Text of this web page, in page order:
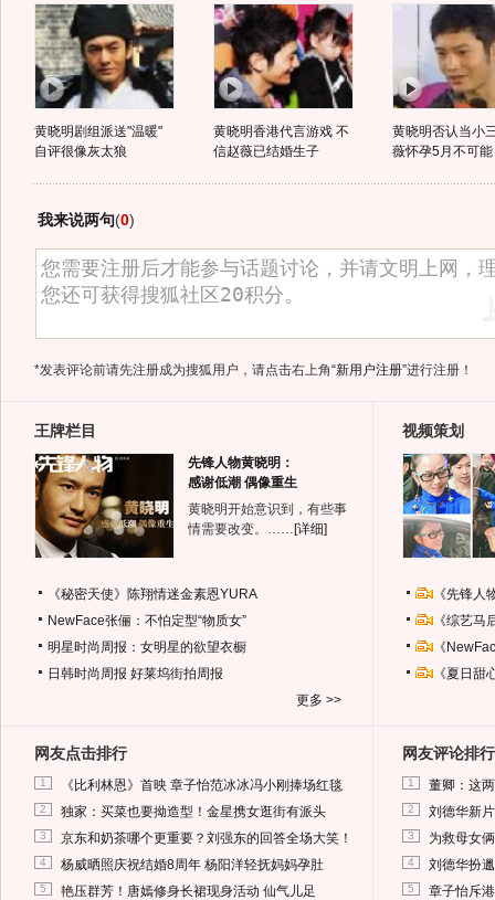
黄晓明剧组派送"温暖"
自评很像灰太狼
黄晓明香港代言游戏 不
信赵薇已结婚生子
黄晓明否认当小
薇怀孕5月不可能
我来说两句(0)
*发表评论前请先注册成为搜狐用户，请点击右上角“新用户注册”进行注册！
王牌栏目
先锋人物黄晓明：
感谢低潮 偶像重生
黄晓明开始意识到，有些事
情需要改变。…… [详细]
《秘密天使》陈翔情迷金素恩YURA
NewFace张俪：不怕定型“物质女”
明星时尚周报：女明星的欲望衣橱
日韩时尚周报 好莱坞街拍周报
更多 >>
视频策划
《先锋
《综艺
《
《夏日
网友点击排行
1 《比利林恩》首映 章子怡范冰冰冯小刚捧场红毯
2 独家：买菜也要拗造型！金星携女逛街有派头
3 京东和奶茶哪个更重要？刘强东的回答全场大笑！
4 杨威晒照庆祝结婚8周年 杨阳洋轻抚妈妈孕肚
5 艳压群芳！唐嫣修身长裙现身活动 仙气儿足
网友评论排行
1 董卿：这
2 刘德华新
3 为救母女
4 刘德华扮
5 章子怡斥